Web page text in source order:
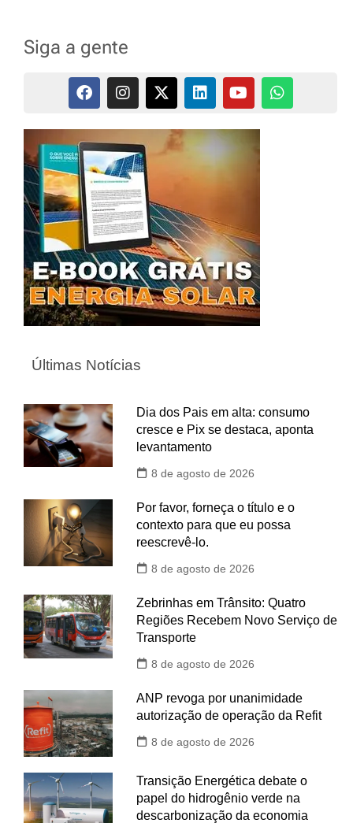
Siga a gente
Últimas Notícias
Dia dos Pais em alta: consumo
cresce e Pix se destaca, aponta
levantamento
8 de agosto de 2026
Por favor, forneça o título e o
contexto para que eu possa
reescrevê-lo.
8 de agosto de 2026
Zebrinhas em Trânsito: Quatro
Regiões Recebem Novo Serviço de
Transporte
8 de agosto de 2026
ANP revoga por unanimidade
autorização de operação da Refit
8 de agosto de 2026
Transição Energética debate o
papel do hidrogênio verde na
descarbonização da economia